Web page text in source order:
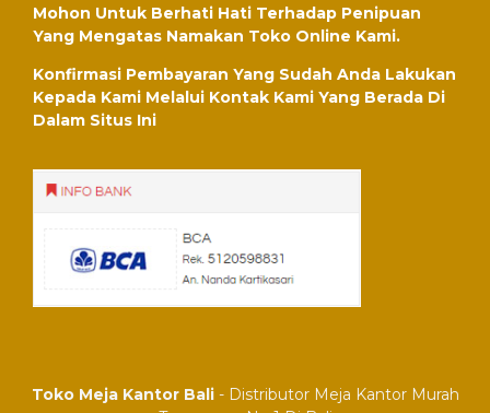
Mohon Untuk Berhati Hati Terhadap Penipuan
Yang Mengatas Namakan Toko Online Kami.
Konfirmasi Pembayaran Yang Sudah Anda Lakukan
Kepada Kami Melalui Kontak Kami Yang Berada Di
Dalam Situs Ini
Toko Meja Kantor Bali- Distributor Meja Kantor Murah